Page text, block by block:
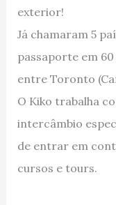
exterior!
Já chamaram 5
passaporte em
entre Toronto
O Kiko trabalha
intercâmbio
de entrar em
cursos e tours.